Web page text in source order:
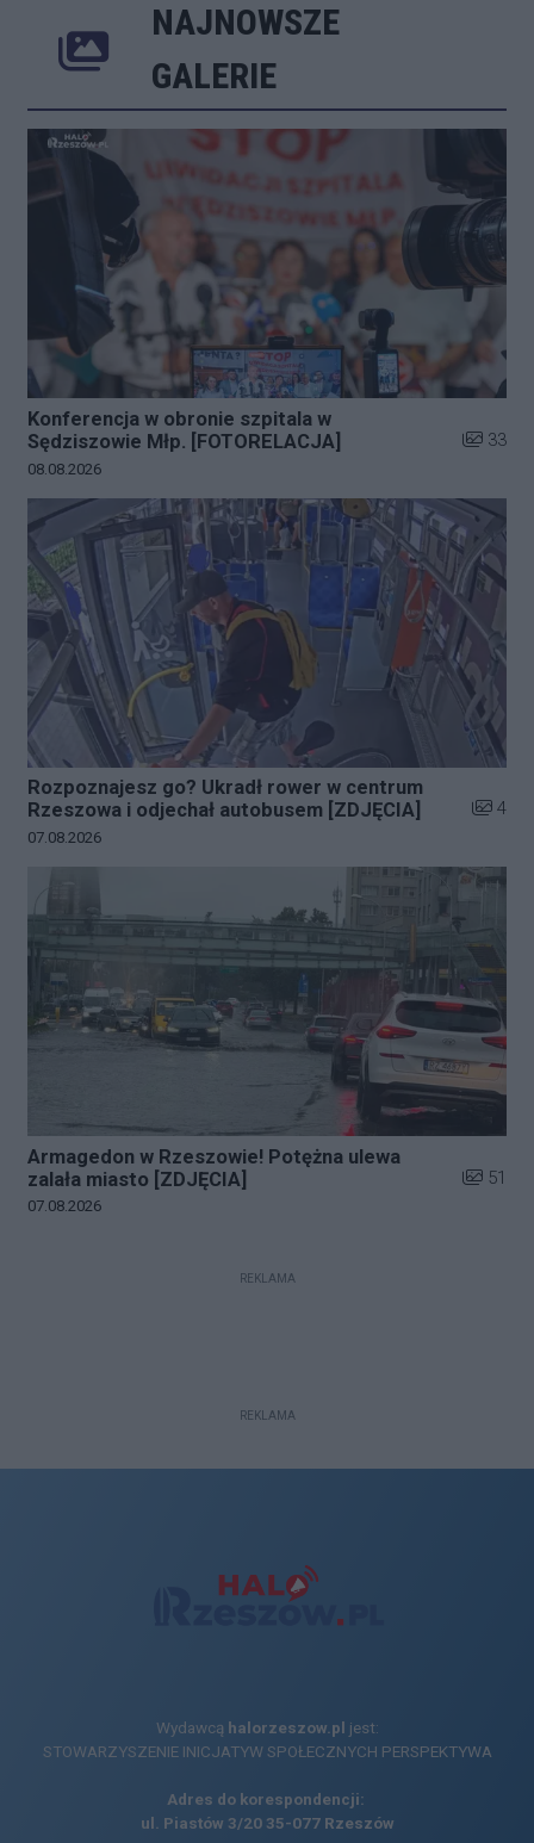
NAJNOWSZE
GALERIE
Konferencja w obronie szpitala w
Sędziszowie Młp. [FOTORELACJA]
Liczba
33
Data dodania galerii:
08.08.2026
Rozpoznajesz go? Ukradł rower w centrum
Rzeszowa i odjechał autobusem [ZDJĘCIA]
Liczba
4
Data dodania galerii:
07.08.2026
Armagedon w Rzeszowie! Potężna ulewa
zalała miasto [ZDJĘCIA]
Liczba
51
Data dodania galerii:
07.08.2026
REKLAMA
REKLAMA
Wydawcą halorzeszow.pl jest:
STOWARZYSZENIE INICJATYW SPOŁECZNYCH PERSPEKTYWA
Adres do korespondencji:
ul. Piastów 3/20 35-077 Rzeszów